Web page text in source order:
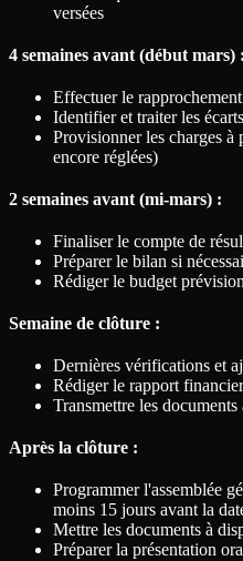
versées
4 semaines avant (début mars) :
Effectuer le
Identifier et traiter les écarts
Provisionner les charges à
encore réglées)
2 semaines avant (mi-mars) :
Finaliser le compte de
Préparer le bilan si
Rédiger le budget
Semaine de clôture :
Dernières vérifications et
Rédiger le rapport
Transmettre les
Après la clôture :
Programmer l'assemblée
moins 15 jours avant la
Mettre les documents à
Préparer la présentation